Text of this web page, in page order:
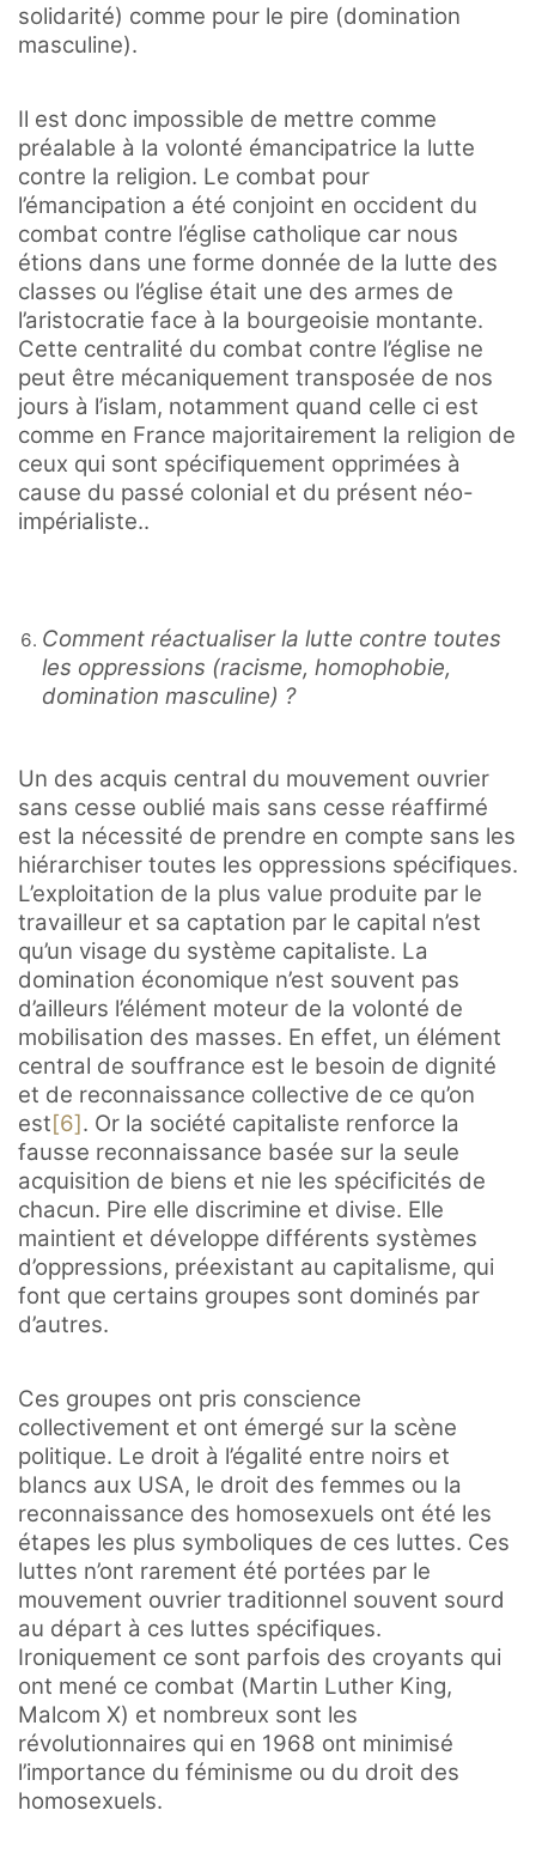
solidarité) comme pour le pire (domination
masculine).
Il est donc impossible de mettre comme
préalable à la volonté émancipatrice la lutte
contre la religion. Le combat pour
l’émancipation a été conjoint en occident du
combat contre l’église catholique car nous
étions dans une forme donnée de la lutte des
classes ou l’église était une des armes de
l’aristocratie face à la bourgeoisie montante.
Cette centralité du combat contre l’église ne
peut être mécaniquement transposée de nos
jours à l’islam, notamment quand celle ci est
comme en France majoritairement la religion de
ceux qui sont spécifiquement opprimées à
cause du passé colonial et du présent néo-
impérialiste..
Comment réactualiser la lutte contre toutes
les oppressions (racisme, homophobie,
domination masculine) ?
Un des acquis central du mouvement ouvrier
sans cesse oublié mais sans cesse réaffirmé
est la nécessité de prendre en compte sans les
hiérarchiser toutes les oppressions spécifiques.
L’exploitation de la plus value produite par le
travailleur et sa captation par le capital n’est
qu’un visage du système capitaliste. La
domination économique n’est souvent pas
d’ailleurs l’élément moteur de la volonté de
mobilisation des masses. En effet, un élément
central de souffrance est le besoin de dignité
et de reconnaissance collective de ce qu’on
est[6]. Or la société capitaliste renforce la
fausse reconnaissance basée sur la seule
acquisition de biens et nie les spécificités de
chacun. Pire elle discrimine et divise. Elle
maintient et développe différents systèmes
d’oppressions, préexistant au capitalisme, qui
font que certains groupes sont dominés par
d’autres.
Ces groupes ont pris conscience
collectivement et ont émergé sur la scène
politique. Le droit à l’égalité entre noirs et
blancs aux USA, le droit des femmes ou la
reconnaissance des homosexuels ont été les
étapes les plus symboliques de ces luttes. Ces
luttes n’ont rarement été portées par le
mouvement ouvrier traditionnel souvent sourd
au départ à ces luttes spécifiques.
Ironiquement ce sont parfois des croyants qui
ont mené ce combat (Martin Luther King,
Malcom X) et nombreux sont les
révolutionnaires qui en 1968 ont minimisé
l’importance du féminisme ou du droit des
homosexuels.